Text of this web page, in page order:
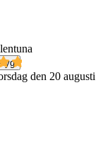
den 20 augusti